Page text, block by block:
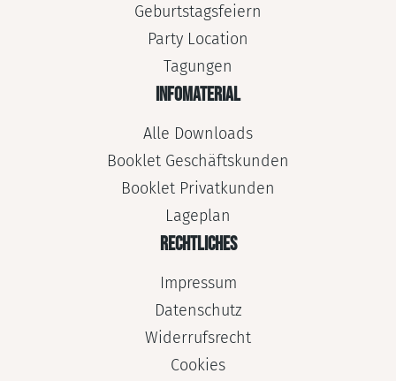
Geburtstagsfeiern
Party Location
Tagungen
INFOMATERIAL
Alle Downloads
Booklet Geschäftskunden
Booklet Privatkunden
Lageplan
RECHTLICHES
Impressum
Datenschutz
Widerrufsrecht
Cookies